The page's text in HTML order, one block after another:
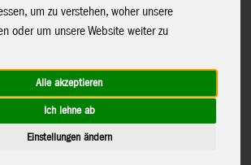
um zu verstehen, woher unsere
oder um unsere Website weiter zu
Alle akzeptieren
Ich lehne ab
Einstellungen ändern
Kategorie zählen zu den erfolgreichsten